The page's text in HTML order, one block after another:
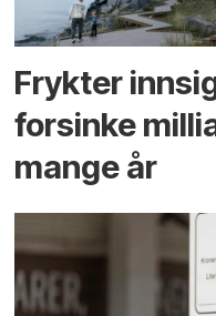
Frykter
forsinke
mange år